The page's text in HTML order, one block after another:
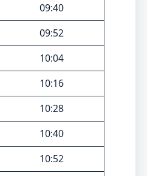
09:40
09:52
10:04
10:16
10:28
10:40
10:52